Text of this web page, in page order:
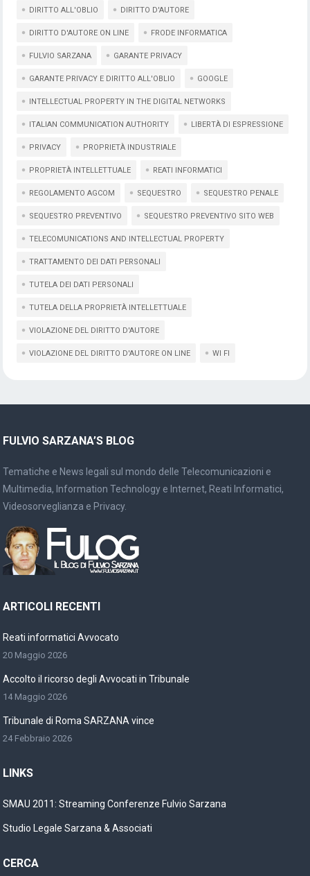
DIRITTO ALL'OBLIO DIRITTO D'AUTORE
DIRITTO D'AUTORE ON LINE FRODE INFORMATICA
FULVIO SARZANA GARANTE PRIVACY
GARANTE PRIVACY E DIRITTO ALL'OBLIO GOOGLE
INTELLECTUAL PROPERTY IN THE DIGITAL NETWORKS
ITALIAN COMMUNICATION AUTHORITY LIBERTÀ DI ESPRESSIONE
PRIVACY PROPRIETÀ INDUSTRIALE
PROPRIETÀ INTELLETTUALE REATI INFORMATICI
REGOLAMENTO AGCOM SEQUESTRO SEQUESTRO PENALE
SEQUESTRO PREVENTIVO SEQUESTRO PREVENTIVO SITO WEB
TELECOMUNICATIONS AND INTELLECTUAL PROPERTY
TRATTAMENTO DEI DATI PERSONALI
TUTELA DEI DATI PERSONALI
TUTELA DELLA PROPRIETÀ INTELLETTUALE
VIOLAZIONE DEL DIRITTO D'AUTORE
VIOLAZIONE DEL DIRITTO D'AUTORE ON LINE WI FI
FULVIO SARZANA’S BLOG
Tematiche e News legali sul mondo delle Telecomunicazioni e
Multimedia, Information Technology e Internet, Reati Informatici,
Videosorveglianza e Privacy.
ARTICOLI RECENTI
Reati informatici Avvocato
20 Maggio 2026
Accolto il ricorso degli Avvocati in Tribunale
14 Maggio 2026
Tribunale di Roma SARZANA vince
24 Febbraio 2026
LINKS
SMAU 2011: Streaming Conferenze Fulvio Sarzana
Studio Legale Sarzana & Associati
CERCA